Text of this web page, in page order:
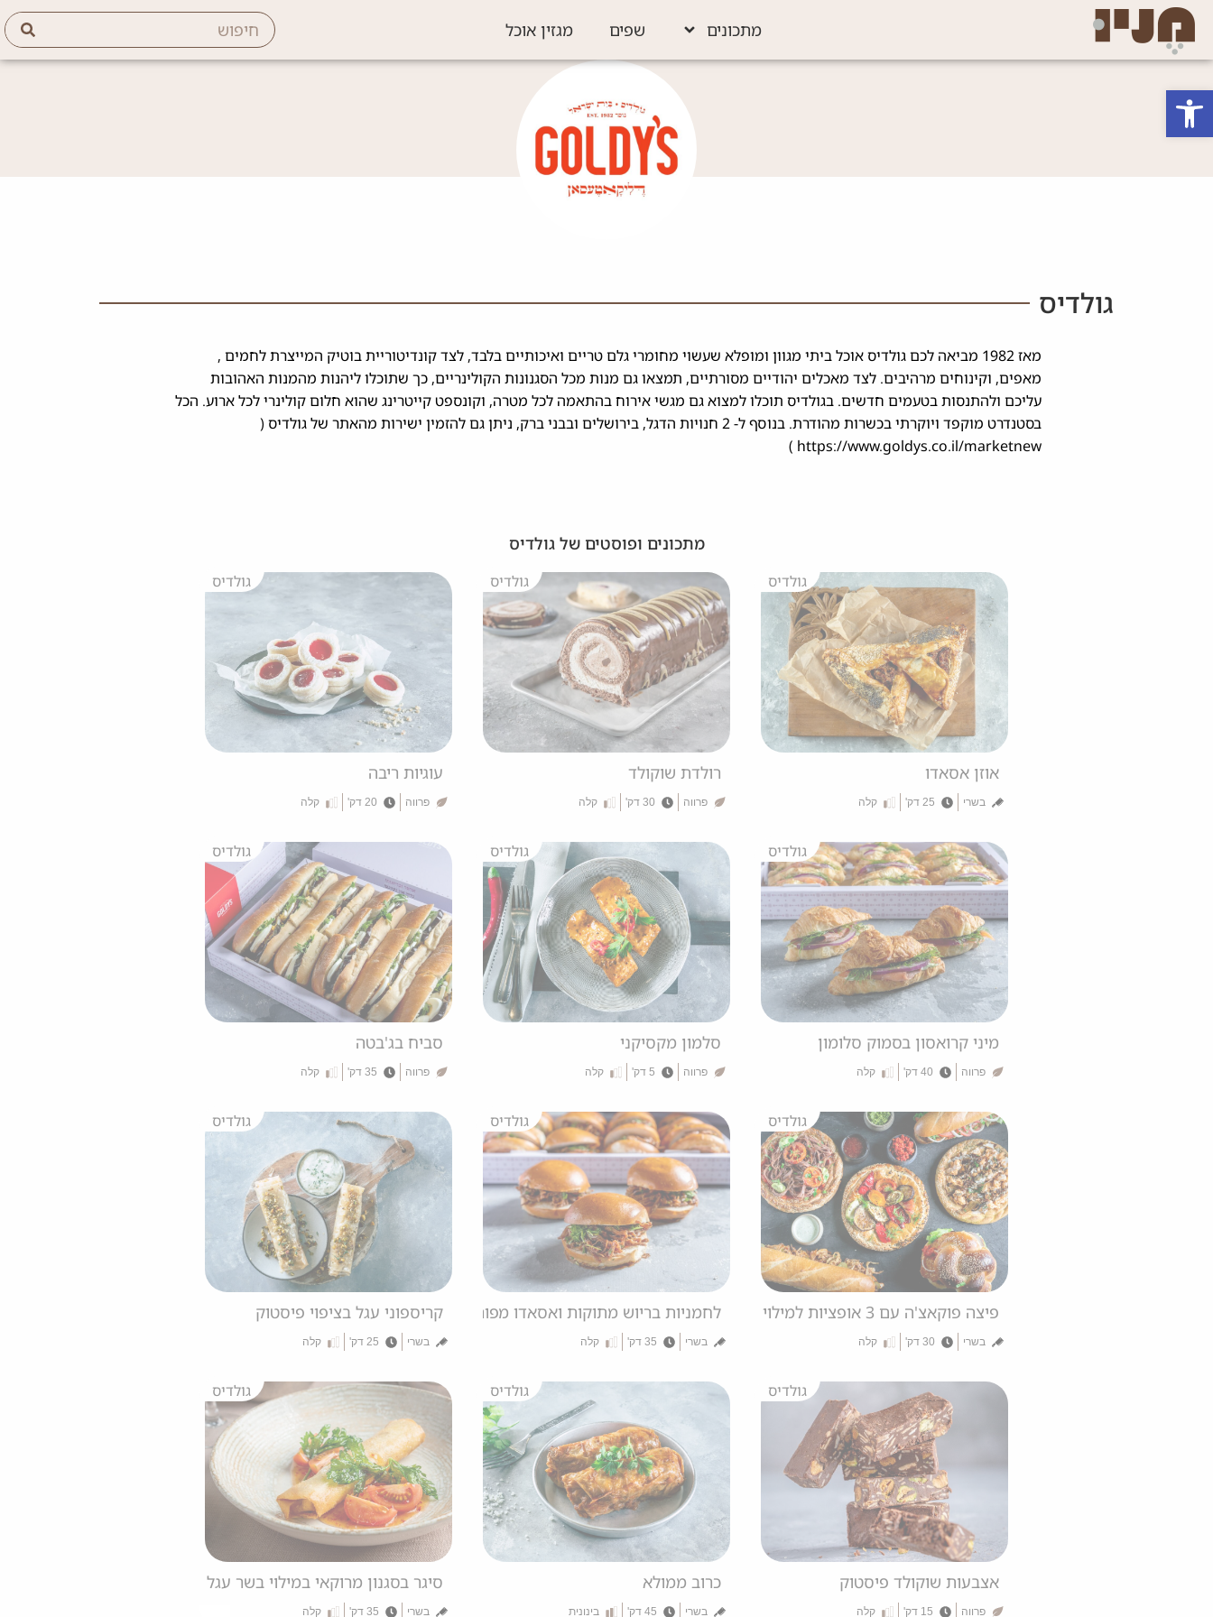
פתח סרגל נגישות
מתכונים שפים מגזין אוכל
גולדיס
מאז 1982 מביאה לכם גולדיס אוכל ביתי מגוון ומופלא שעשוי מחומרי גלם טריים ואיכותיים בלבד, לצד קונדיטוריית בוטיק המייצרת לחמים ,
מאפים, וקינוחים מרהיבים. לצד מאכלים יהודיים מסורתיים, תמצאו גם מנות מכל הסגנונות הקולינריים, כך שתוכלו ליהנות מהמנות האהובות
עליכם ולהתנסות בטעמים חדשים. בגולדיס תוכלו למצוא גם מגשי אירוח בהתאמה לכל מטרה, וקונספט קייטרינג שהוא חלום קולינרי לכל ארוע. הכל
בסטנדרט מוקפד ויוקרתי בכשרות מהודרת. בנוסף ל- 2 חנויות הדגל, בירושלים ובבני ברק, ניתן גם להזמין ישירות מהאתר של גולדיס (
https://www.goldys.co.il/marketnew )
מתכונים ופוסטים של גולדיס
גולדיס
אוזן אסאדו
בשרי 25 דק' קלה
גולדיס
רולדת שוקולד
פרווה 30 דק' קלה
גולדיס
עוגיות ריבה
פרווה 20 דק' קלה
גולדיס
מיני קרואסון בסמוק סלומון
פרווה 40 דק' קלה
גולדיס
סלמון מקסיקני
פרווה 5 דק' קלה
גולדיס
סביח בג'בטה
פרווה 35 דק' קלה
גולדיס
פיצה פוקאצ'ה עם 3 אופציות למילוי
בשרי 30 דק' קלה
גולדיס
לחמניות בריוש מתוקות ואסאדו מפורק
בשרי 35 דק' קלה
גולדיס
קריספוני עגל בציפוי פיסטוק
בשרי 25 דק' קלה
גולדיס
אצבעות שוקולד פיסטוק
פרווה 15 דק' קלה
גולדיס
כרוב ממולא
בשרי 45 דק' בינונית
גולדיס
סיגר בסגנון מרוקאי במילוי בשר עגל
בשרי 35 דק' קלה